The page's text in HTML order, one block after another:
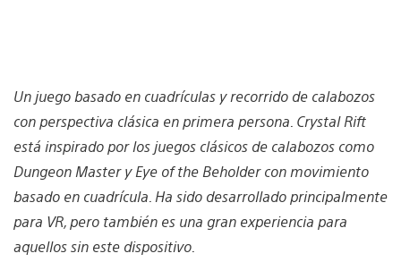
Un juego basado en cuadrículas y recorrido de calabozos
con perspectiva clásica en primera persona. Crystal Rift
está inspirado por los juegos clásicos de calabozos como
Dungeon Master y Eye of the Beholder con movimiento
basado en cuadrícula. Ha sido desarrollado principalmente
para VR, pero también es una gran experiencia para
aquellos sin este dispositivo.